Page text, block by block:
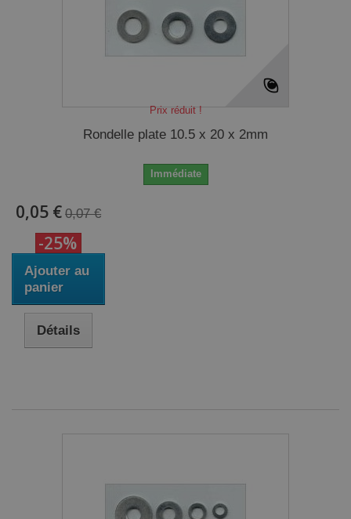
Prix réduit !
Rondelle plate 10.5 x 20 x 2mm
Immédiate
0,05 € 0,07 €
-25%
Ajouter au
panier
Détails